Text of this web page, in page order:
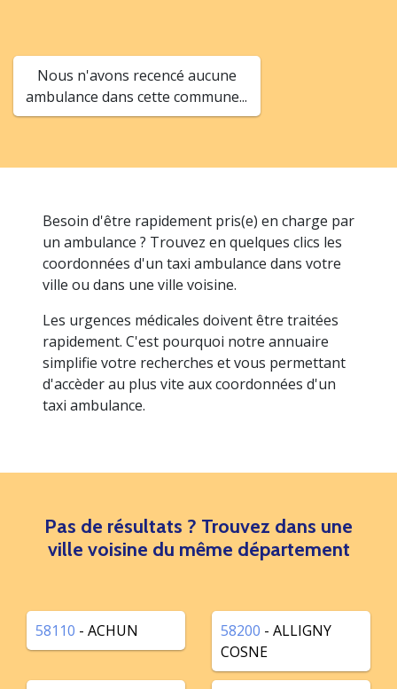
Nous n'avons recencé aucune
ambulance dans cette commune...
Besoin d'être rapidement pris(e) en charge par
un ambulance ? Trouvez en quelques clics les
coordonnées d'un taxi ambulance dans votre
ville ou dans une ville voisine.
Les urgences médicales doivent être traitées
rapidement. C'est pourquoi notre annuaire
simplifie votre recherches et vous permettant
d'accèder au plus vite aux coordonnées d'un
taxi ambulance.
Pas de résultats ? Trouvez dans une
ville voisine du même département
58110 - ACHUN 58200 - ALLIGNY
COSNE